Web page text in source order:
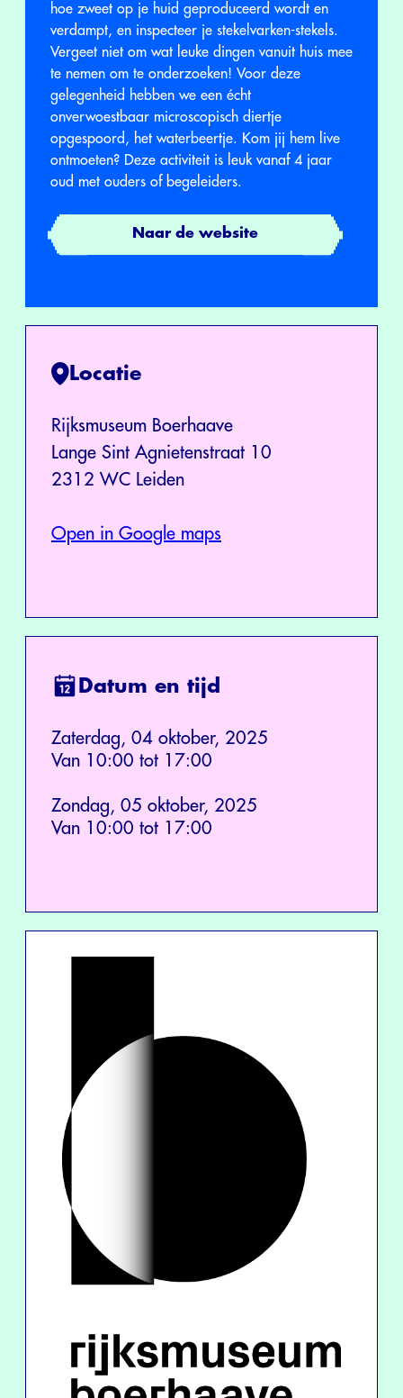
hoe zweet op je huid geproduceerd wordt en
verdampt, en inspecteer je stekelvarken-stekels.
Vergeet niet om wat leuke dingen vanuit huis mee
te nemen om te onderzoeken! Voor deze
gelegenheid hebben we een écht
onverwoestbaar microscopisch diertje
opgespoord, het waterbeertje. Kom jij hem live
ontmoeten? Deze activiteit is leuk vanaf 4 jaar
oud met ouders of begeleiders.
Naar de website
Locatie
Rijksmuseum Boerhaave
Lange Sint Agnietenstraat 10
2312 WC Leiden
Open in Google maps
Datum en tijd
Zaterdag, 04 oktober, 2025
Van 10:00 tot 17:00
Zondag, 05 oktober, 2025
Van 10:00 tot 17:00